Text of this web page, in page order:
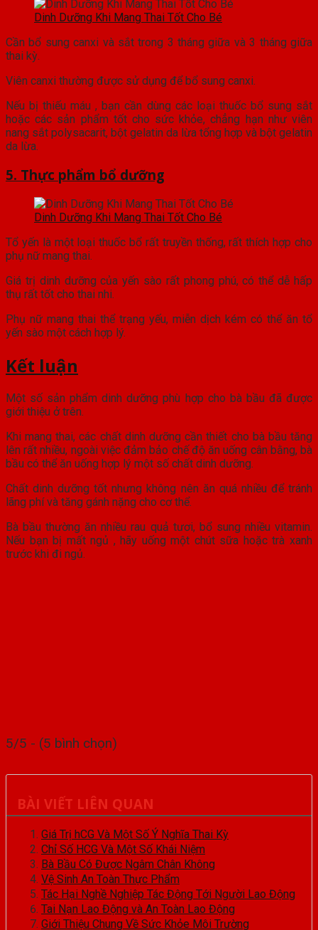
Dinh Dưỡng Khi Mang Thai Tốt Cho Bé
Cần bổ sung canxi và sắt trong 3 tháng giữa và 3 tháng giữa
thai kỳ.
Viên canxi thường được sử dụng để bổ sung canxi.
Nếu bị thiếu máu , bạn cần dùng các loại thuốc bổ sung sắt
hoặc các sản phẩm tốt cho sức khỏe, chẳng hạn như viên
nang sắt polysacarit, bột gelatin da lừa tổng hợp và bột gelatin
da lừa.
5. Thực phẩm bổ dưỡng
Dinh Dưỡng Khi Mang Thai Tốt Cho Bé
Tổ yến là một loại thuốc bổ rất truyền thống, rất thích hợp cho
phụ nữ mang thai.
Giá trị dinh dưỡng của yến sào rất phong phú, có thể dễ hấp
thụ rất tốt cho thai nhi.
Phụ nữ mang thai thể trạng yếu, miễn dịch kém có thể ăn tổ
yến sào một cách hợp lý.
Kết luận
Một số sản phẩm dinh dưỡng phù hợp cho bà bầu đã được
giới thiệu ở trên.
Khi mang thai, các chất dinh dưỡng cần thiết cho bà bầu tăng
lên rất nhiều, ngoài việc đảm bảo chế độ ăn uống cân bằng, bà
bầu có thể ăn uống hợp lý một số chất dinh dưỡng.
Chất dinh dưỡng tốt nhưng không nên ăn quá nhiều để tránh
lãng phí và tăng gánh nặng cho cơ thể.
Bà bầu thường ăn nhiều rau quả tươi, bổ sung nhiều vitamin.
Nếu bạn bị mất ngủ , hãy uống một chút sữa hoặc trà xanh
trước khi đi ngủ.
5/5 - (5 bình chọn)
BÀI VIẾT LIÊN QUAN
Giá Trị hCG Và Một Số Ý Nghĩa Thai Kỳ
Chỉ Số HCG Và Một Số Khái Niệm
Bà Bầu Có Được Ngâm Chân Không
Vệ Sinh An Toàn Thực Phẩm
Tác Hại Nghề Nghiệp Tác Động Tới Người Lao Động
Tai Nạn Lao Động và An Toàn Lao Động
Giới Thiệu Chung Về Sức Khỏe Môi Trường